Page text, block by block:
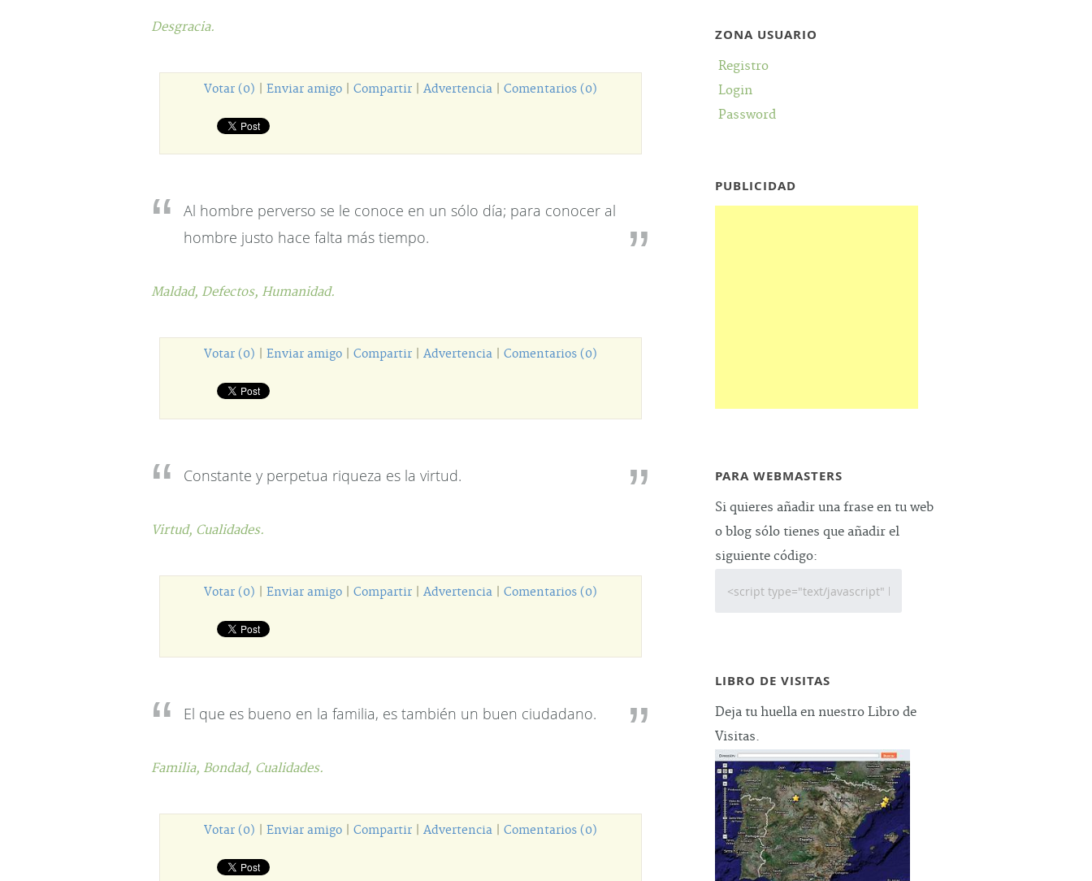
Desgracia.
Votar (0) Enviar amigo Compartir Advertencia Comentarios (0)
Al hombre perverso se le conoce en un sólo día; para conocer al
hombre justo hace falta más tiempo.
Maldad, Defectos, Humanidad.
Votar (0) Enviar amigo Compartir Advertencia Comentarios (0)
Constante y perpetua riqueza es la virtud.
Virtud, Cualidades.
Votar (0) Enviar amigo Compartir Advertencia Comentarios (0)
El que es bueno en la familia, es también un buen ciudadano.
Familia, Bondad, Cualidades.
Votar (0) Enviar amigo Compartir Advertencia Comentarios (0)
ZONA USUARIO
Registro
Login
Password
PUBLICIDAD
PARA WEBMASTERS
Si quieres añadir una frase en tu web
o blog sólo tienes que añadir el
siguiente código:
LIBRO DE VISITAS
Deja tu huella en nuestro Libro de
Visitas.